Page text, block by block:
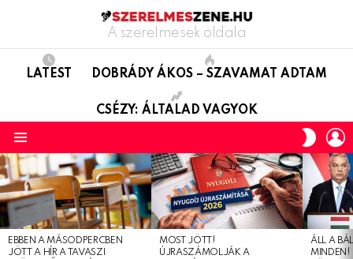
A szerelmesek oldala
LATEST DOBRÁDY ÁKOS – SZAVAMAT ADTAM
CSÉZY: ÁLTALAD VAGYOK
SKIN
LATEST
STORIES
EBBEN A MÁSODPERCBEN
JÖTT A HÍR A TAVASZI
MOST JÖTT!
ÚJRASZÁMOLJÁK A
ÁLL A
MINDEN!